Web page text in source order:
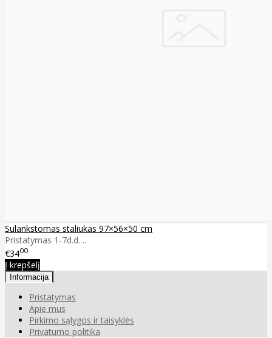
Sulankstomas staliukas 97×56×50 cm
Pristatymas 1-7d.d. ..
€3400
Į krepšelį
Informacija
Pristatymas
Apie mus
Pirkimo sąlygos ir taisyklės
Privatumo politika